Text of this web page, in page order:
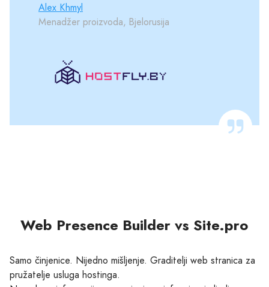
Alex Khmyl
Menadžer proizvoda, Bjelorusija
Web Presence Builder vs Site.pro
Samo činjenice. Nijedno mišljenje. Graditelji web stranica za
pružatelje usluga hostinga.